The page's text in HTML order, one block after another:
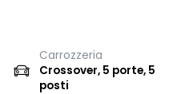
Carrozzeria
Crossover, 5 porte, 5
posti